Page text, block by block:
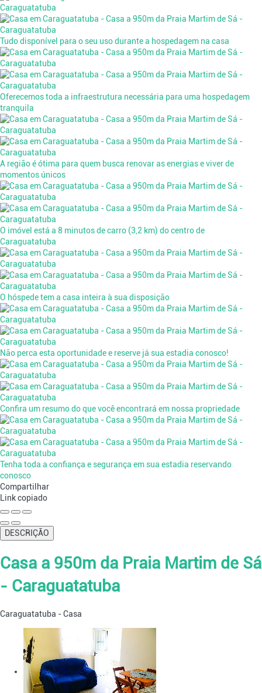
Tudo disponível para o seu uso durante a hospedagem na casa
Oferecemos toda a infraestrutura necessária para uma hospedagem
tranquila
A região é ótima para quem busca renovar as energias e viver de
momentos únicos
O imóvel está a 8 minutos de carro (3,2 km) do centro de
Caraguatatuba
O hóspede tem a casa inteira à sua disposição
Não perca esta oportunidade e reserve já sua estadia conosco!
Confira um resumo do que você encontrará em nossa propriedade
Tenha toda a confiança e segurança em sua estadia reservando
conosco
Compartilhar
Link copiado
DESCRIÇÃO
Casa a 950m da Praia Martim de Sá
- Caraguatatuba
Caraguatatuba -Casa